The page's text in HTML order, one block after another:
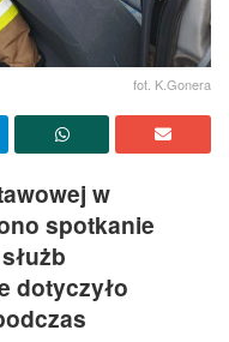
fot. K.Gonera
w
spotkanie
dotyczyło